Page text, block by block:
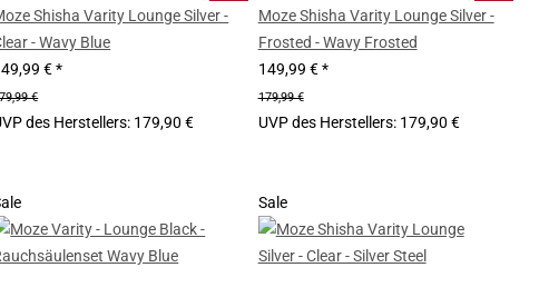
Shisha Varity Lounge Silver -
- Wavy Blue
€*
€
des Herstellers: 179,90 €
Moze Shisha Varity Lounge Silver -
Frosted - Wavy Frosted
149,99 €*
179,99 €
UVP des Herstellers: 179,90 €
Sale